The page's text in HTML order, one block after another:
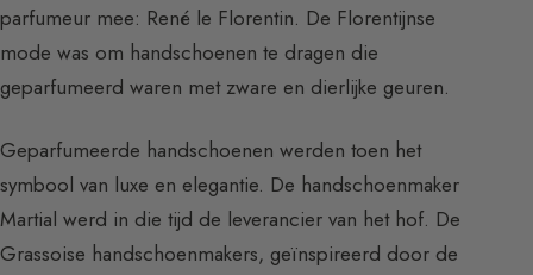
parfumeur mee: René le Florentin. De Florentijnse
mode was om handschoenen te dragen die
geparfumeerd waren met zware en dierlijke geuren.
Geparfumeerde handschoenen werden toen het
symbool van luxe en elegantie. De handschoenmaker
Martial werd in die tijd de leverancier van het hof. De
Grassoise handschoenmakers, geïnspireerd door de